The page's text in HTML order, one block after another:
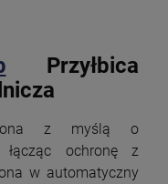
Przyłbica
z myślą o
łącząc ochronę z
w automatyczny